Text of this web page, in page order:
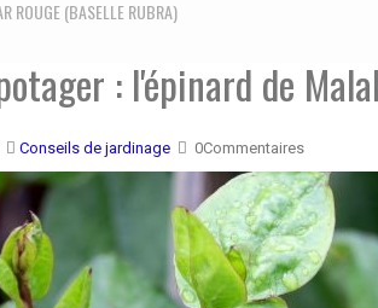
ROUGE (BASELLE RUBRA)
: l'épinard de
Conseils de jardinage 0Commentaires